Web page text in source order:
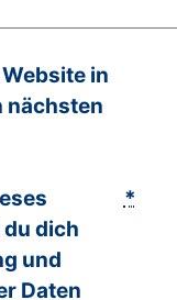
in
nächsten
dich
und
Daten
*